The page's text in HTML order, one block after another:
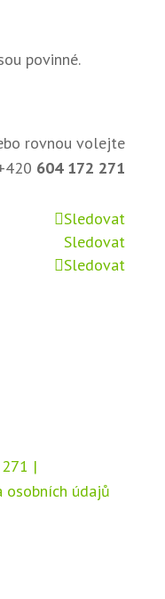
povinné.
rovnou volejte
604 172 271
Sledovat
Sledovat
Sledovat
|
osobních údajů